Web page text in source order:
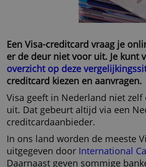
Een Visa-creditcard vraag
er de deur niet voor uit. Je
overzicht op deze
creditcard kiezen en
Visa geeft in Nederland niet
uit. Dat gebeurt altijd via
creditcardaanbieder.